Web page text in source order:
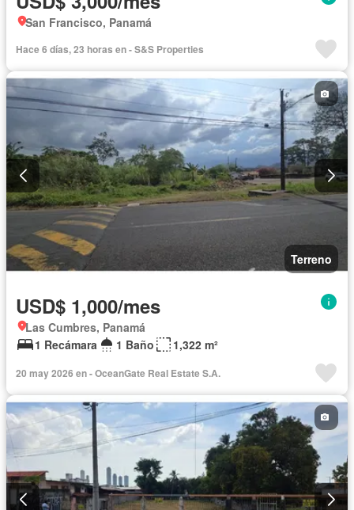
San Francisco, Panamá
Hace 6 días, 23 horas en - S&S Properties
Terreno
USD$ 1,000/mes
Las Cumbres, Panamá
1 Recámara
1 Baño 1,322 m²
20 may 2026 en - OceanGate Real Estate S.A.